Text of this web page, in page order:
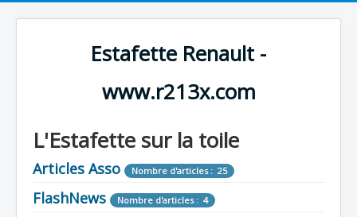
Estafette Renault -
www.r213x.com
L'Estafette sur la toile
Articles Asso Nombre d'articles : 25
FlashNews Nombre d'articles : 4